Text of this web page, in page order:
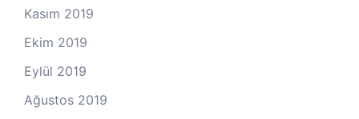
Kasım 2019
Ekim 2019
Eylül 2019
Ağustos 2019